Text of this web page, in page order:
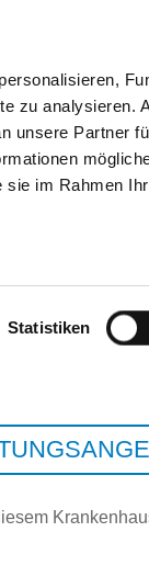
zu analysieren.
unsere Partner
im Rahmen
Statistiken
& HILFE